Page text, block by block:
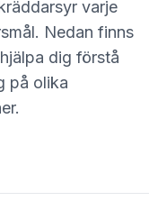
varje
Nedan finns
dig förstå
på olika